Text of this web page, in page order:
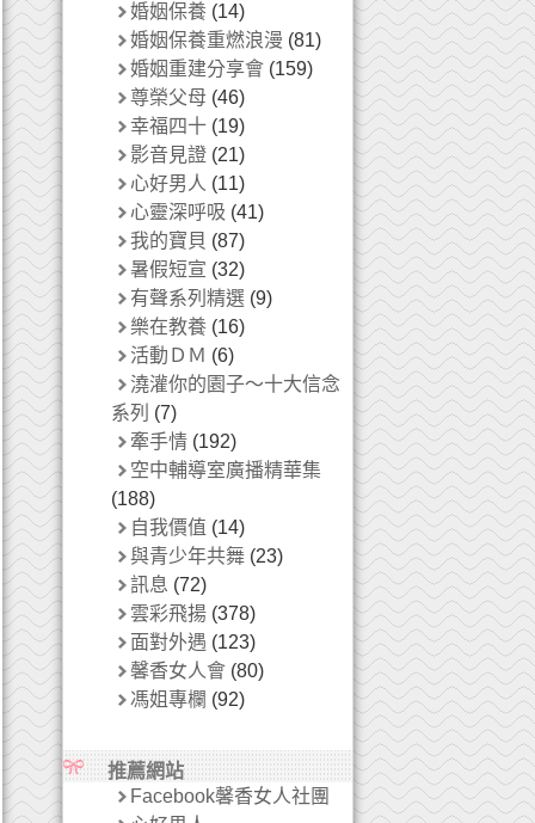
婚姻保養(14)
婚姻保養重燃浪漫 (81)
婚姻重建分享會(159)
尊榮父母 (46)
幸福四十(19)
影音見證(21)
心好男人 (11)
心靈深呼吸 (41)
我的寶貝 (87)
暑假短宣 (32)
有聲系列精選(9)
樂在教養(16)
活動ＤＭ (6)
澆灌你的園子～十大信念
系列 (7)
牽手情(192)
空中輔導室廣播精華集
(188)
自我價值 (14)
與青少年共舞(23)
訊息 (72)
雲彩飛揚(378)
面對外遇 (123)
馨香女人會(80)
馮姐專欄 (92)
推薦網站
Facebook馨香女人社團